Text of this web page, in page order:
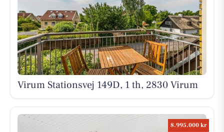
Virum Stationsvej 149D, 1 th, 2830 Virum
8.995.000 kr